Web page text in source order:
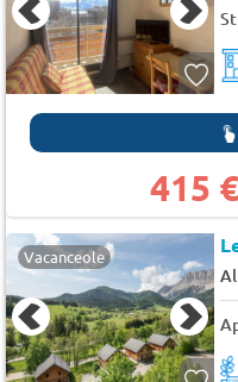
415 €
Vacanceole